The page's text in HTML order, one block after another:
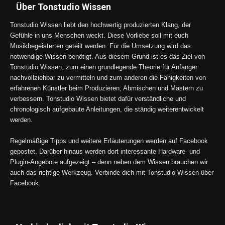
Über Tonstudio Wissen
Tonstudio Wissen liebt den hochwertig produzierten Klang, der
Gefühle in uns Menschen weckt. Diese Vorliebe soll mit euch
Musikbegeisterten geteilt werden. Für die Umsetzung wird das
notwendige Wissen benötigt. Aus diesem Grund ist es das Ziel von
Tonstudio Wissen, zum einen grundlegende Theorie für Anfänger
nachvollziehbar zu vermitteln und zum anderen die Fähigkeiten von
erfahrenen Künstler beim Produzieren, Abmischen und Mastern zu
verbessern. Tonstudio Wissen bietet dafür verständliche und
chronologisch aufgebaute Anleitungen, die ständig weiterentwickelt
werden.
Regelmäßige Tipps und weitere Erläuterungen werden auf Facebook
gepostet. Darüber hinaus werden dort interessante Hardware- und
Plugin-Angebote aufgezeigt – denn neben dem Wissen brauchen wir
auch das richtige Werkzeug. Verbinde dich mit Tonstudio Wissen über
Facebook.